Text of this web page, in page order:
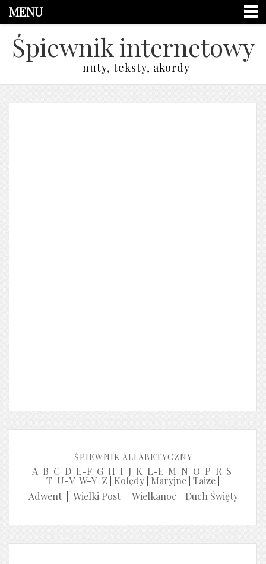
MENU
Śpiewnik internetowy
nuty, teksty, akordy
ŚPIEWNIK ALFABETYCZNY
A B C D E-F G H I J K L-Ł M N O P R S
T U-V W-Y Z Kolędy Maryjne Taize
Adwent| Wielki Post| Wielkanoc Duch Święty